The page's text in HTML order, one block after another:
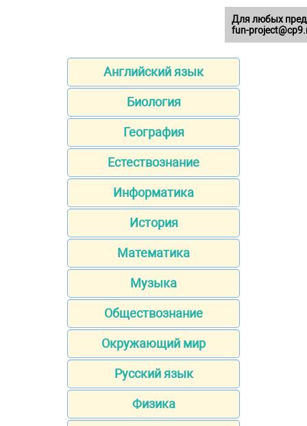
Английский язык
Биология
География
Естествознание
Информатика
История
Математика
Музыка
Обществознание
Окружающий мир
Русский язык
Физика
Для любых
fun-